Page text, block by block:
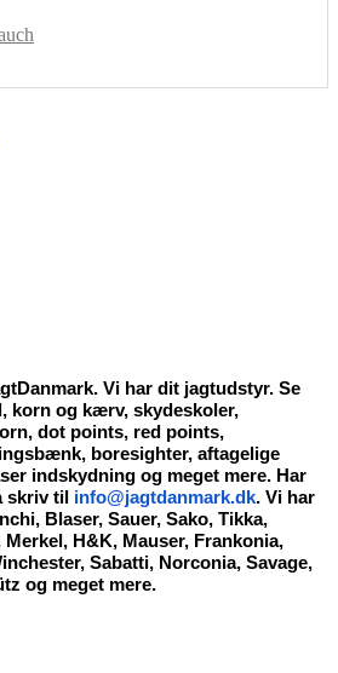
Vi har dit jagtudstyr. Se
korn og kærv, skydeskoler,
dot points, red points,
boresighter, aftagelige
indskydning og meget mere. Har
skriv til info@jagtdanmark.dk. Vi har
Blaser, Sauer, Sako, Tikka,
H&K, Mauser, Frankonia,
Sabatti, Norconia, Savage,
og meget mere.